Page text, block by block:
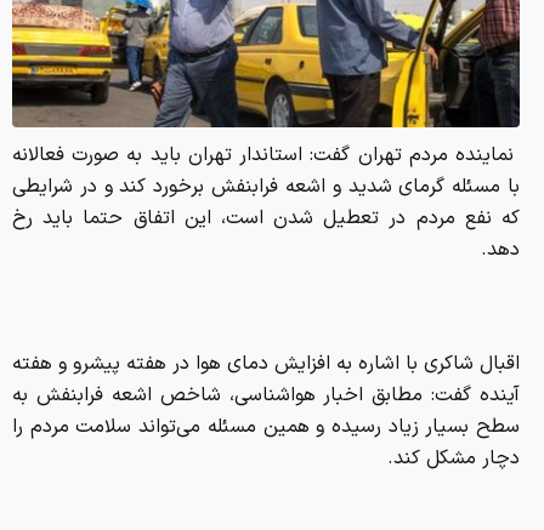
نماینده مردم تهران گفت: استاندار تهران باید به صورت فعالانه
با مسئله گرمای شدید و اشعه فرابنفش برخورد کند و در شرایطی
که نفع مردم در تعطیل شدن است، این اتفاق حتما باید رخ
دهد.
اقبال شاکری با اشاره به افزایش دمای هوا در هفته پیشرو و هفته
آینده گفت: مطابق اخبار هواشناسی، شاخص اشعه فرابنفش به
سطح بسیار زیاد رسیده و همین مسئله می‌تواند سلامت مردم را
دچار مشکل کند.